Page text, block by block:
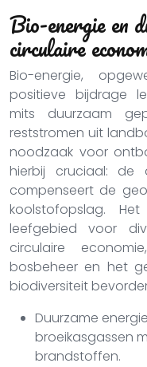
Bio-energie en
circulaire
Bio-energie,
positieve bijdrage
mits duurzaam
reststromen uit
noodzaak voor
hierbij cruciaal: de
compenseert de
koolstofopslag.
leefgebied voor
circulaire
bosbeheer en het
biodiversiteit
Duurzame
broeikasgassen
brandstoffen.